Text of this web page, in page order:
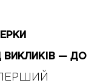
ВИКЛИКІВ — ДО